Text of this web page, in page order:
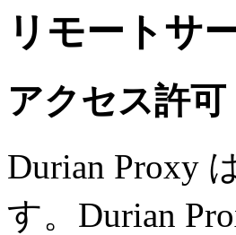
リモートサ
アクセス許可
Durian Proxy
す。Durian